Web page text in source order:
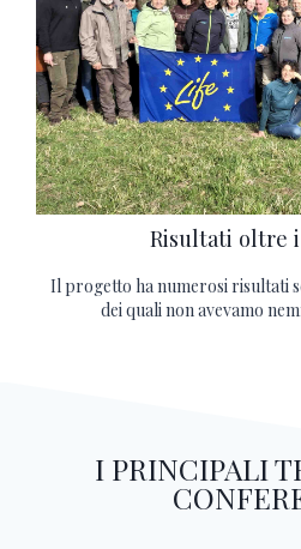
Risultati oltre
Il progetto ha numerosi risultati
dei quali non avevamo
I PRINCIPALI